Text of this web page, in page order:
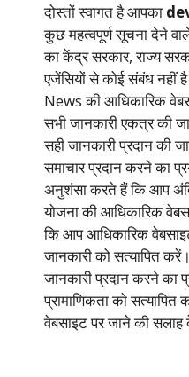
दोस्तों स्वागत है आपका
कुछ महत्वपूर्ण सूचना देने
का केंद्र सरकार, राज्य
एजेंसियों से कोई संबंध नहीं है।
News की आधिकारिक
सभी जानकारी एकत्र की
सही जानकारी प्रदान की
समाचार प्रदान करने का
अनुशंसा करते हैं कि आप
योजना की आधिकारिक
कि आप आधिकारिक
जानकारी को सत्यापित
जानकारी प्रदान करने का
प्रामाणिकता को
वेबसाइट पर जाने की सलाह